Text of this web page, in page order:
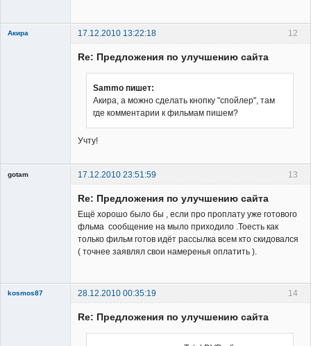
12
Акира 17.12.2010 13:22:18
Re: Предложения по улучшению сайта
Sammo пишет:
Акира, а можно сделать кнопку "спойлер", там
где комментарии к фильмам пишем?
Учту!
13
gotam
17.12.2010 23:51:59
Re: Предложения по улучшению сайта
Ещё хорошо было бы , если про проплату уже готового
фльма сообщение на мыло приходило .Тоесть как
только фильм готов идёт рассылка всем кто скидовался
( точнее заявлял свои намеренья оплатить ).
14
kosmos87 28.12.2010 00:35:19
Re: Предложения по улучшению сайта